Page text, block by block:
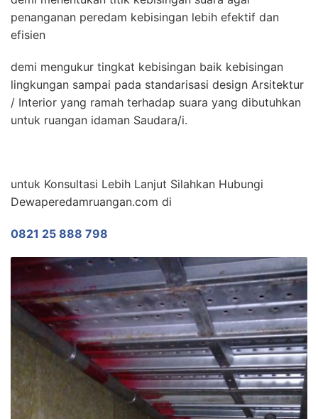
penanganan peredam kebisingan lebih efektif dan
efisien
demi mengukur tingkat kebisingan baik kebisingan
lingkungan sampai pada standarisasi design Arsitektur
/ Interior yang ramah terhadap suara yang dibutuhkan
untuk ruangan idaman Saudara/i.
untuk Konsultasi Lebih Lanjut Silahkan Hubungi
Dewaperedamruangan.com di
0821 25 888 798